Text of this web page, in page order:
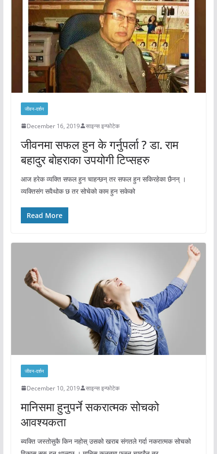
जीवन-दर्शन
December 16, 2019 साइन्स इन्फोटेक
जीवनमा सफल हुन के गर्नुपर्ला ? डा. राम
बहादुर बोहराका उपयोगी टिप्सहरु
आज हरेक व्यक्ति सफल हुन चाहन्छन् तर सफल हुन सकिरहेका छैनन् ।
व्यक्तिसंग सवैथोक छ तर सोचेको काम हुन सकेको
Read More
जीवन-दर्शन
December 10, 2019 साइन्स इन्फोटेक
मानिसमा हुनुपर्ने सकरात्मक सोचको
आवश्यकता
ब्यक्ति जस्तोसुकै किन नहोस् उसको खराब संगतले गर्दा नकरात्मक सोचको